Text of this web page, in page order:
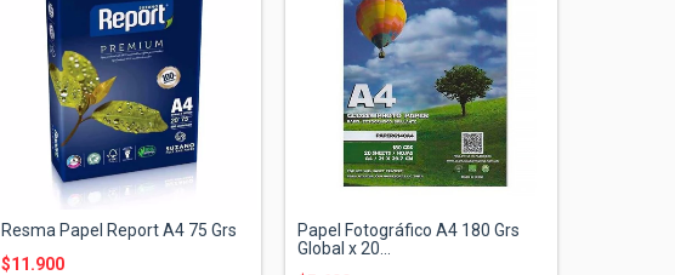
Resma Papel Report A4 75 Grs
$11.900
Papel Fotográfico A4 180 Grs
Global x 20...